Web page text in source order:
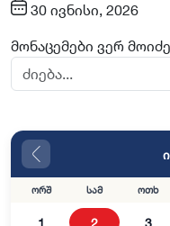
30 ივნისი, 2026
მონაცემები ვერ
ორშ სამ ოთხ
1 2 3